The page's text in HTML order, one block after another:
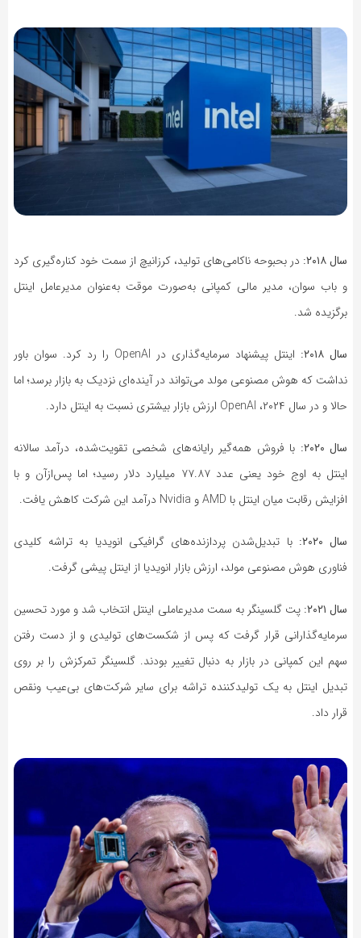
سال ۲۰۱۸:
در بحبوحه ناکامی‌های تولید، کرزانیچ از سمت خود کناره‌گیری کرد
و باب سوان، مدیر مالی کمپانی به‌صورت موقت به‌عنوان مدیرعامل اینتل
برگزیده شد.
سال ۲۰۱۸:
اینتل پیشنهاد سرمایه‌گذاری در OpenAI را رد کرد. سوان باور
نداشت که هوش مصنوعی مولد می‌تواند در آینده‌ای نزدیک به بازار برسد؛ اما
حالا و در سال ۲۰۲۴، OpenAI ارزش بازار بیشتری نسبت به اینتل دارد.
سال ۲۰۲۰:
با فروش همه‌گیر رایانه‌های شخصی تقویت‌شده، درآمد سالانه
اینتل به اوج خود یعنی عدد ۷۷.۸۷ میلیارد دلار رسید؛ اما پس‌ازآن و با
افزایش رقابت میان اینتل با AMD و Nvidia درآمد این شرکت کاهش یافت.
سال ۲۰۲۰:
با تبدیل‌شدن پردازنده‌های گرافیکی انویدیا به تراشه کلیدی
فناوری هوش مصنوعی مولد، ارزش بازار انویدیا از اینتل پیشی گرفت.
سال ۲۰۲۱:
پت گلسینگر به سمت مدیرعاملی اینتل انتخاب شد و مورد تحسین
سرمایه‌گذارانی قرار گرفت که پس از شکست‌های تولیدی و از دست رفتن
سهم این کمپانی در بازار به دنبال تغییر بودند. گلسینگر تمرکزش را بر روی
تبدیل اینتل به یک تولیدکننده تراشه برای سایر شرکت‌های بی‌عیب ونقص
قرار داد.